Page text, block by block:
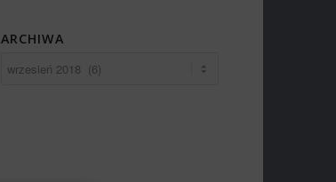
ARCHIWA